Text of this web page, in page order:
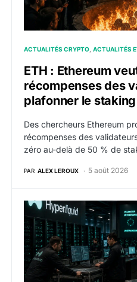
ACTUALITÉS CRYPTO ACTUALITÉS
ETH : Ethereum
récompenses des
plafonner le
Des chercheurs Ethereum
récompenses des
zéro au-delà de 50 % de
PAR ALEX LEROUX 5 août 2026
Hyperliquid : HYPE